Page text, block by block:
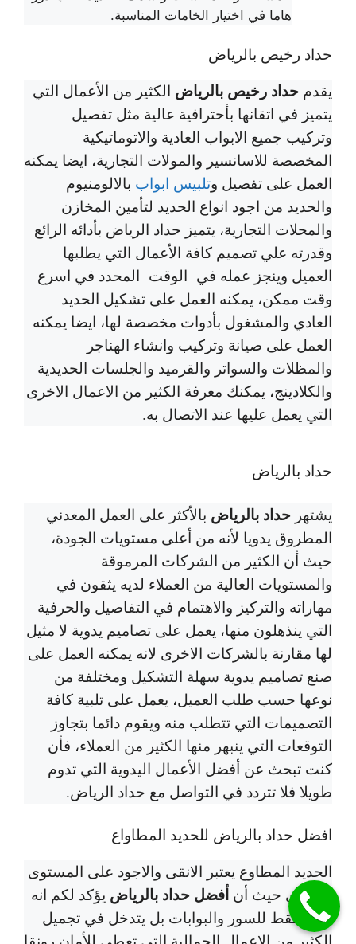
هاما في اختيار الخامات المناسبة.
حداد رخيص بالرياض
يقدم حداد رخيص بالرياض الكثير من الأعمال التي
يتميز في اتقانها بأحترافية عالية مثل تفصيل
وتركيب جميع الابواب العادية والاتوماتيكية
المخصصة للاسانسير والمولات التجارية، ايضا يمكنه
العمل على تفصيل وتلبيس ابواب بالالومنيوم
والحديد من اجود انواع الحديد لتأمين المخازن
والمحلات التجارية، يتميز حداد الرياض بأدائه الرائع
وقدرته علي تصميم كافة الأعمال التي يطلبها
العميل وينجز عمله في الوقت المحدد في اسرع
وقت ممكن، يمكنه العمل على تشكيل الحديد
العادي والمشغول بأدوات مخصصة لها، ايضا يمكنه
العمل على صيانة وتركيب وانشاء الهناجر
والمظلات والسواتر والقرميد والجلسات الحديدية
والكلادينج، يمكنك معرفة الكثير من الاعمال الاخرى
التي يعمل عليها عند الاتصال به.
حداد بالرياض
يشتهر حداد بالرياض بالأكثر على العمل المعدني
المطروق يدويا لأنه من أعلى مستويات الجودة،
حيث أن الكثير من الشركات المرموقة
والمستويات العالية من العملاء لديه يثقون في
مهاراته والتركيز والاهتمام في التفاصيل والحرفية
التي ينذهلون منها، يعمل على تصاميم يدوية لا مثيل
لها مقارنة بالشركات الاخرى لانه يمكنه العمل على
صنع تصاميم يدوية سهلة التشكيل ومختلفة من
نوعها حسب طلب العميل، يعمل على تلبية كافة
التصميمات التي تتطلب منه ويقوم دائما بتجاوز
التوقعات التي ينبهر منها الكثير من العملاء، فأن
كنت تبحث عن أفضل الأعمال اليدوية التي تدوم
طويلا فلا تتردد في التواصل مع حداد الرياض.
افضل حداد بالرياض للحديد المطاواع
الحديد المطاوع يعتبر الانقى والاجود على المستوى
التجاري حيث أن أفضل حداد بالرياض يؤكد لكم انه
ليس فقط للسور والبوابات بل يتدخل في تجميل